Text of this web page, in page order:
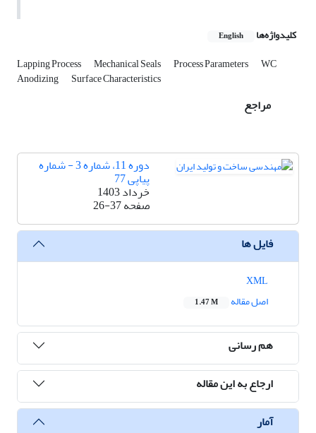
کلیدواژه‌ها English
Lapping Process Mechanical Seals Process Parameters WC
Anodizing Surface Characteristics
مراجع
دوره 11، شماره 3 - شماره
پیاپی 77
خرداد 1403
صفحه26-37
فایل ها
اصل مقاله
1.47 M
هم رسانی
ارجاع به این مقاله
آمار